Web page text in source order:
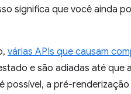
significa que você ainda
várias APIs que causam
e são adiadas até que
possível, a pré-